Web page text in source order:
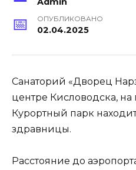
ОПУБЛИКОВАНО
02.04.2025
Санаторий «Дворец
центре Кисловодска,
Курортный парк
здравницы.
Расстояние до